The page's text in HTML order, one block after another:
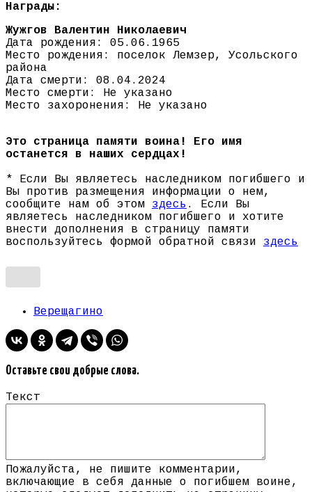
Награды:
Жужгов Валентин Николаевич
Дата рождения: 05.06.1965
Место рождения: поселок Лемзер, Усольского
района
Дата смерти: 08.04.2024
Место смерти: Не указано
Место захоронения: Не указано
Это страница памяти воина! Его имя
останется в наших сердцах!
* Если Вы являетесь наследником погибшего и
Вы против размещения информации о нем,
сообщите нам об этом здесь . Если Вы
являетесь наследником погибшего и хотите
внести дополнения в страницу памяти
воспользуйтесь формой обратной связи здесь
Верещагино
Оставьте свои добрые слова.
Текст
Пожалуйста, не пишите комментарии,
включающие в себя данные о погибшем воине,